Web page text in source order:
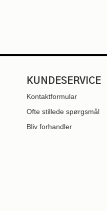
KUNDESERVICE
Kontaktformular
Ofte stillede spørgsmål
Bliv forhandler